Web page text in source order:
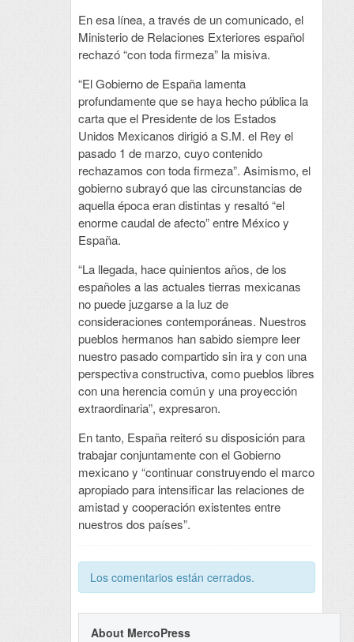
En esa línea, a través de un comunicado, el
Ministerio de Relaciones Exteriores español
rechazó “con toda firmeza” la misiva.
“El Gobierno de España lamenta
profundamente que se haya hecho pública la
carta que el Presidente de los Estados
Unidos Mexicanos dirigió a S.M. el Rey el
pasado 1 de marzo, cuyo contenido
rechazamos con toda firmeza”. Asimismo, el
gobierno subrayó que las circunstancias de
aquella época eran distintas y resaltó “el
enorme caudal de afecto” entre México y
España.
“La llegada, hace quinientos años, de los
españoles a las actuales tierras mexicanas
no puede juzgarse a la luz de
consideraciones contemporáneas. Nuestros
pueblos hermanos han sabido siempre leer
nuestro pasado compartido sin ira y con una
perspectiva constructiva, como pueblos libres
con una herencia común y una proyección
extraordinaria”, expresaron.
En tanto, España reiteró su disposición para
trabajar conjuntamente con el Gobierno
mexicano y “continuar construyendo el marco
apropiado para intensificar las relaciones de
amistad y cooperación existentes entre
nuestros dos países”.
Los comentarios están cerrados.
About MercoPress